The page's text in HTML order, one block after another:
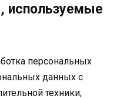
используемые
персональных
данных с
техники;